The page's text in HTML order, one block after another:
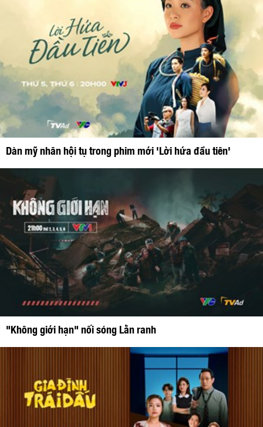
Dàn mỹ nhân hội tụ trong phim mới 'Lời hứa đầu tiên'
"Không giới hạn" nối sóng Lằn ranh